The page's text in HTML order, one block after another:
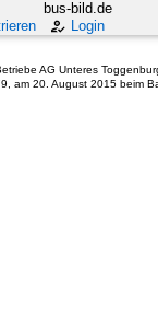
bus-bild.de
Login
AG Unteres
am 20. August 2015 beim